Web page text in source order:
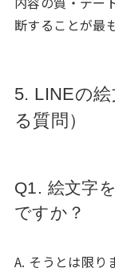
断することが最
5. LINEの
る質問）
Q1. 絵文字
ですか？
A. そうとは限り